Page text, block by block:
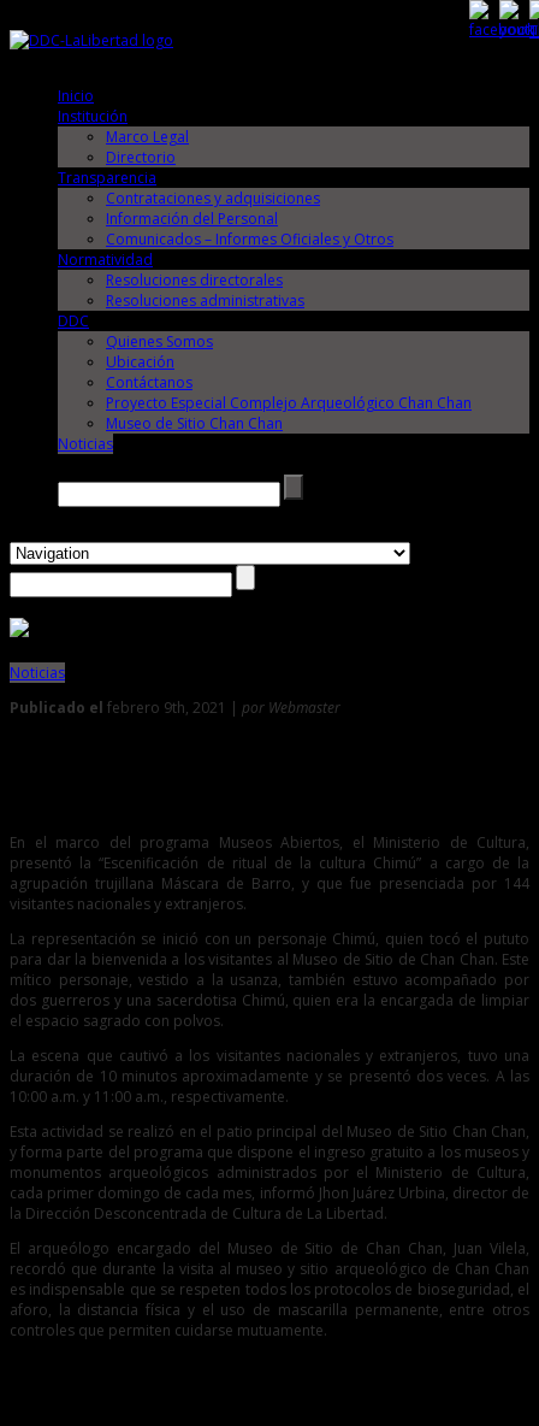
Inicio
Institución
Marco Legal
Directorio
Transparencia
Contrataciones y adquisiciones
Información del Personal
Comunicados – Informes Oficiales y Otros
Normatividad
Resoluciones directorales
Resoluciones administrativas
DDC
Quienes Somos
Ubicación
Contáctanos
Proyecto Especial Complejo Arqueológico Chan Chan
Museo de Sitio Chan Chan
Noticias
Noticias
Publicado el febrero 9th, 2021 | por Webmaster
En el marco del programa Museos Abiertos, el Ministerio de Cultura,
presentó la “Escenificación de ritual de la cultura Chimú” a cargo de la
agrupación trujillana Máscara de Barro, y que fue presenciada por 144
visitantes nacionales y extranjeros.
La representación se inició con un personaje Chimú, quien tocó el pututo
para dar la bienvenida a los visitantes al Museo de Sitio de Chan Chan. Este
mítico personaje, vestido a la usanza, también estuvo acompañado por
dos guerreros y una sacerdotisa Chimú, quien era la encargada de limpiar
el espacio sagrado con polvos.
La escena que cautivó a los visitantes nacionales y extranjeros, tuvo una
duración de 10 minutos aproximadamente y se presentó dos veces. A las
10:00 a.m. y 11:00 a.m., respectivamente.
Esta actividad se realizó en el patio principal del Museo de Sitio Chan Chan,
y forma parte del programa que dispone el ingreso gratuito a los museos y
monumentos arqueológicos administrados por el Ministerio de Cultura,
cada primer domingo de cada mes, informó Jhon Juárez Urbina, director de
la Dirección Desconcentrada de Cultura de La Libertad.
El arqueólogo encargado del Museo de Sitio de Chan Chan, Juan Vilela,
recordó que durante la visita al museo y sitio arqueológico de Chan Chan
es indispensable que se respeten todos los protocolos de bioseguridad, el
aforo, la distancia física y el uso de mascarilla permanente, entre otros
controles que permiten cuidarse mutuamente.